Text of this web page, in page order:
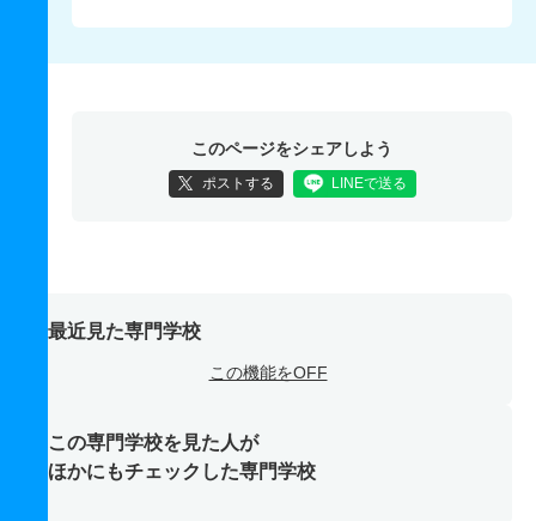
このページをシェアしよう
ポストする LINEで送る
最近見た専門学校
この機能をOFF
この専門学校を見た人が
ほかにもチェックした専門学校